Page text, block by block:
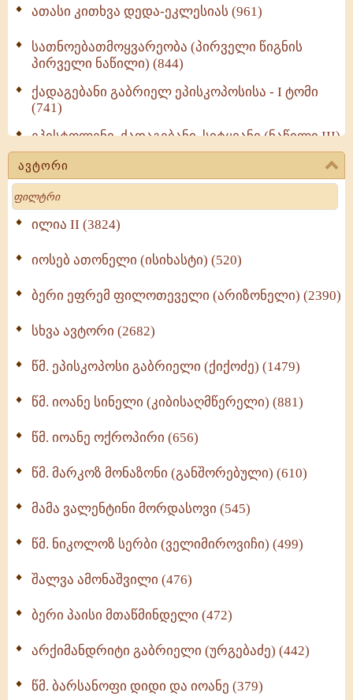
ათასი კითხვა დედა-ეკლესიას (961)
სათნოებათმოყვარეობა (პირველი წიგნის
პირველი ნაწილი) (844)
ქადაგებანი გაბრიელ ეპისკოპოსისა - I ტომი
(741)
ეპისტოლენი, ქადაგებანი, სიტყვანი (ნაწილი III)
(723)
მოძღვრის ძალზე სასარგებლო რჩევები
მრევლისათვის (545)
Wisdomge (514)
ქადაგებანი გაბრიელ ეპისკოპოსისა - II ტომი
სულიერი ცხოვრების სახელმძღვანელო -
ნაწილი II (369)
ავტორი
Search
ილია II (3824)
იოსებ ათონელი (ისიხასტი) (520)
ბერი ეფრემ ფილოთეველი (არიზონელი) (2390)
სხვა ავტორი (2682)
წმ. ეპისკოპოსი გაბრიელი (ქიქოძე) (1479)
წმ. იოანე სინელი (კიბისაღმწერელი) (881)
წმ. იოანე ოქროპირი (656)
წმ. მარკოზ მონაზონი (განშორებული) (610)
მამა ვალენტინი მორდასოვი (545)
წმ. ნიკოლოზ სერბი (ველიმიროვიჩი) (499)
შალვა ამონაშვილი (476)
ბერი პაისი მთაწმინდელი (472)
არქიმანდრიტი გაბრიელი (ურგებაძე) (442)
წმ. ბარსანოფი დიდი და იოანე (379)